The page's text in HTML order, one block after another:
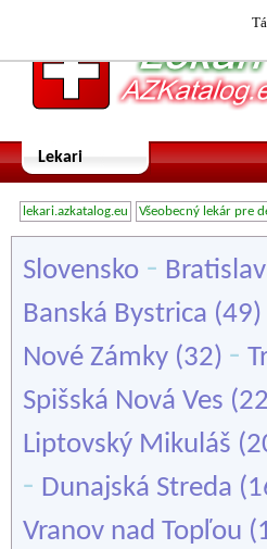
Lekari
lekari.azkatalog.eu Všeobecný lekár pre
Slovensko -
Banská Bystrica (49)
Nové Zámky (32) -
Spišská Nová Ves
Liptovský Mikuláš
- Dunajská Streda
Vranov nad Topľou